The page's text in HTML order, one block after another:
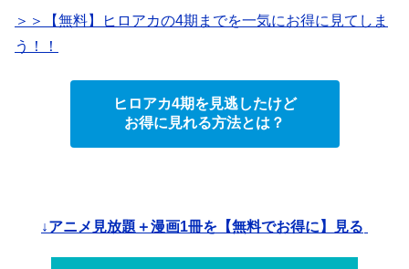
＞＞【無料】ヒロアカの4期までを一気にお得に見てしま
う！！
ヒロアカ4期を見逃したけど
お得に見れる方法とは？
↓アニメ見放題＋漫画1冊を【無料でお得に】見る